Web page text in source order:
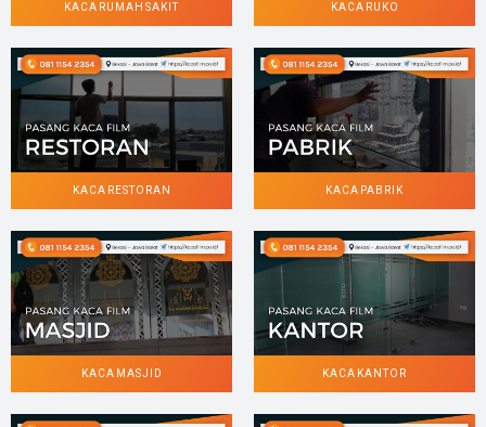
KACA RUMAH SAKIT KACA RUKO
KACA RESTORAN KACA PABRIK
KACA MASJID KACA KANTOR